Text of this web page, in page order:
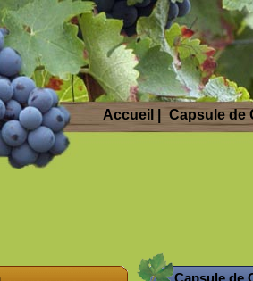
Accueil Capsule de
Capsule de